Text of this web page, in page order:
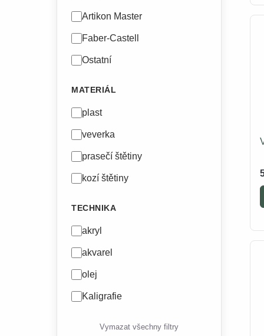
Artikon Master
Faber-Castell
Ostatní
MATERIÁL
plast
veverka
prasečí štětiny
kozí štětiny
TECHNIKA
akryl
akvarel
olej
Kaligrafie
Vymazat všechny filtry